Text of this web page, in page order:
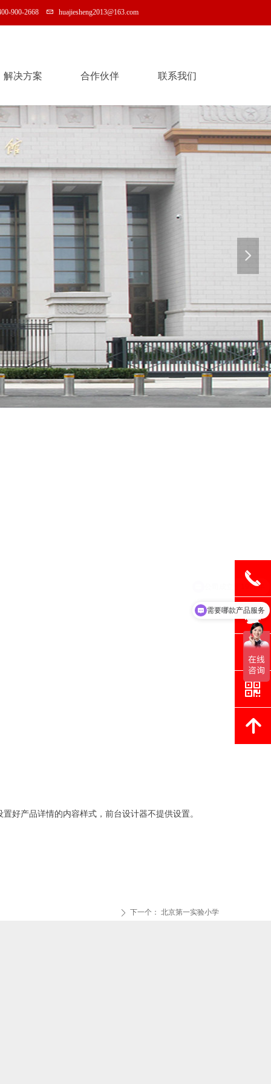
900-2668 huajiesheng2013@163.com
넲
解决方案
解决方案
合作伙伴
合作伙伴
联系我们
联系我们
ꄲ 下一个： 北京第一实验小学
好产品详情的内容样式，前台设计器不提供设置。
끅
뀩
뀥
낃
녕
需要哪款产品服务